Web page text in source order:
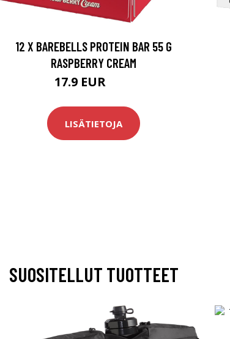
12 X BAREBELLS PROTEIN BAR 55 G
RASPBERRY CREAM
17.9 EUR
LISÄTIETOJA
SUOSITELLUT TUOTTEET